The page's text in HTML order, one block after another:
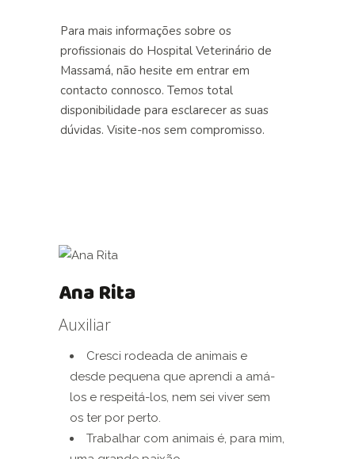
Para mais informações sobre os
profissionais do Hospital Veterinário de
Massamá, não hesite em entrar em
contacto connosco. Temos total
disponibilidade para esclarecer as suas
dúvidas. Visite-nos sem compromisso.
Ana Rita
Auxiliar
Cresci rodeada de animais e
desde pequena que aprendi a amá-
los e respeitá-los, nem sei viver sem
os ter por perto.
Trabalhar com animais é, para mim,